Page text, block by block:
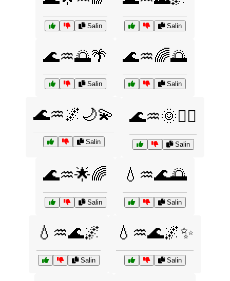
Salin Salin
🌊♒🌅🌴
Salin
🌊♒🌈🌅
Salin
🌊♒🌌🌙💫
Salin
🌊♒🌞🏄‍♀️
Salin
🌊♒🌟🌈
Salin
💧♒🌊🌅
Salin
💧♒🌊🌌
Salin
💧♒🌊🌌✨
Salin